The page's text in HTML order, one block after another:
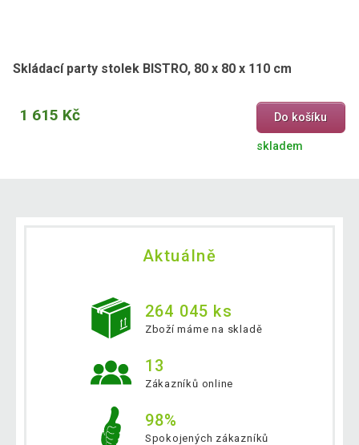
Skládací party stolek BISTRO, 80 x 80 x 110 cm
1 615 Kč Do košíku
skladem
Aktuálně
264 045 ks
Zboží máme na skladě
13
Zákazníků online
98%
Spokojených zákazníků